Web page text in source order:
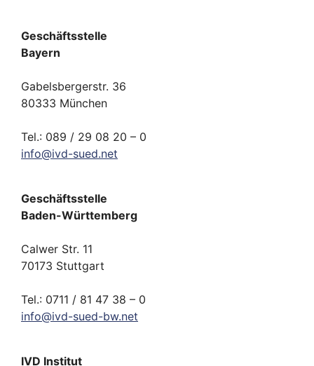
Geschäftsstelle
Bayern
Gabelsbergerstr. 36
80333 München
Tel.: 089 / 29 08 20 – 0
info@ivd-sued.net
Geschäftsstelle
Baden-Württemberg
Calwer Str. 11
70173 Stuttgart
Tel.: 0711 / 81 47 38 – 0
info@ivd-sued-bw.net
IVD Institut